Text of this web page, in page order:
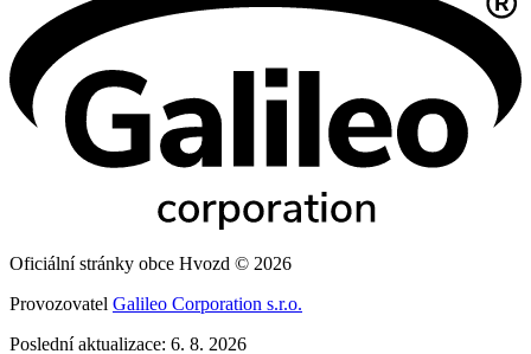
Oficiální stránky obce Hvozd © 2026
Provozovatel Galileo Corporation s.r.o.
Poslední aktualizace: 6. 8. 2026